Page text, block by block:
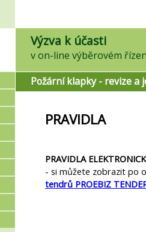
Výzva k účasti
Požární klapky - revize a
PRAVIDLA
PRAVIDLA
- si můžete zobrazit po
tendrů PROEBIZ